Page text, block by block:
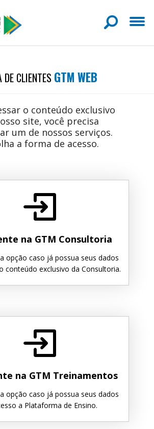
DE CLIENTES GTM WEB
o conteúdo exclusivo
site, você precisa
um de nossos serviços.
a forma de acesso.
na GTM Consultoria
opção caso já possua seus dados
conteúdo exclusivo da Consultoria.
na GTM Treinamentos
opção caso já possua seus dados
a Plataforma de Ensino.